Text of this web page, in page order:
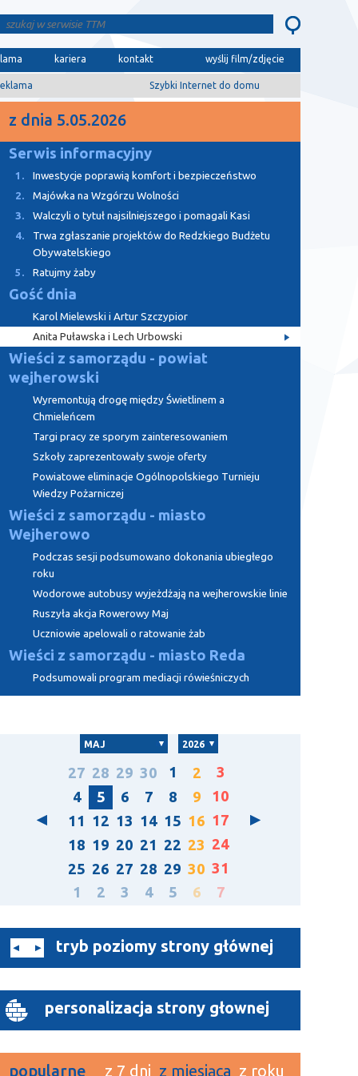
kariera kontakt wyślij film/zdjęcie
Szybki Internet do domu
z dnia 5.05.2026
Serwis informacyjny
1.
Inwestycje poprawią komfort i bezpieczeństwo
2.
Majówka na Wzgórzu Wolności
3.
Walczyli o tytuł najsilniejszego i pomagali Kasi
4.
Trwa zgłaszanie projektów do Redzkiego Budżetu
Obywatelskiego
5.
Ratujmy żaby
Gość dnia
Karol Mielewski i Artur Szczypior
Anita Puławska i Lech Urbowski
Wieści z samorządu - powiat
wejherowski
Wyremontują drogę między Świetlinem a
Chmieleńcem
Targi pracy ze sporym zainteresowaniem
Szkoły zaprezentowały swoje oferty
Powiatowe eliminacje Ogólnopolskiego Turnieju
Wiedzy Pożarniczej
Wieści z samorządu - miasto
Wejherowo
Podczas sesji podsumowano dokonania ubiegłego
roku
Wodorowe autobusy wyjeżdżają na wejherowskie linie
Ruszyła akcja Rowerowy Maj
Uczniowie apelowali o ratowanie żab
Wieści z samorządu - miasto Reda
Podsumowali program mediacji rówieśniczych
MAJ 2026
27 28 29 30 1 2
3
4
5 6 7 8 9
10
11 12 13 14 15 16 17
18 19 20 21 22 23 24
25 26 27 28 29 30 31
1
2 3 4 5 6 7
tryb poziomy strony głównej
personalizacja strony głownej
popularne z 7 dni z miesiąca z roku